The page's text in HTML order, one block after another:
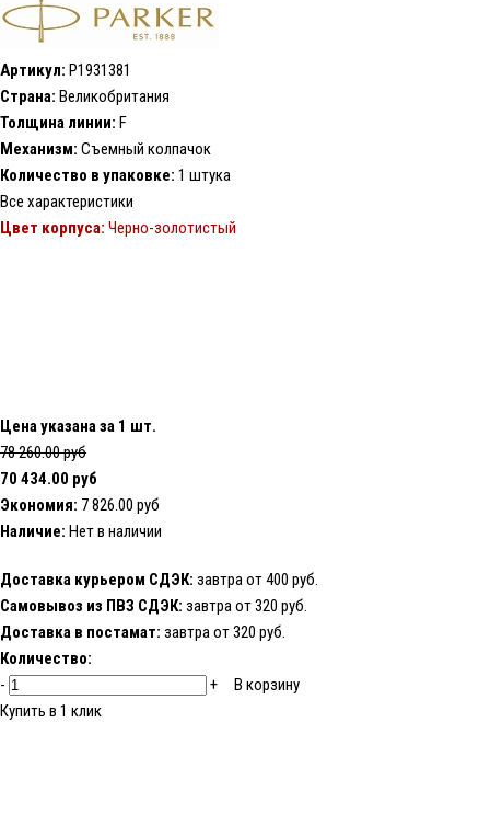
Артикул: P1931381
Страна: Великобритания
Толщина линии: F
Механизм: Съемный колпачок
Количество в упаковке: 1 штука
Все характеристики
Цвет корпуса: Черно-золотистый
Цена указана за 1 шт.
78 260.00 руб
70 434.00 руб
Экономия: 7 826.00 руб
Наличие: Нет в наличии
Доставка курьером СДЭК: завтра от 400 руб.
Самовывоз из ПВЗ СДЭК: завтра от 320 руб.
Доставка в постамат: завтра от 320 руб.
Количество:
-
+
В корзину
Купить в 1 клик